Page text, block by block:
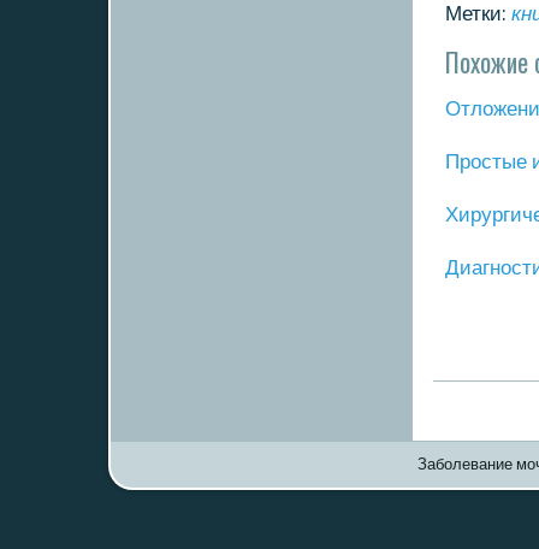
Метки:
Похожие
Прοстые
Заболевание